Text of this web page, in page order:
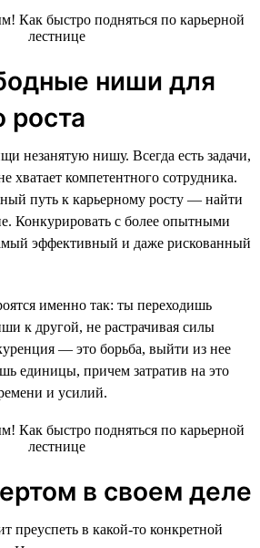
ниши для
роста
незанятую нишу. Всегда есть задачи,
хватает компетентного сотрудника.
путь к карьерному росту — найти
Конкурировать с более опытными
эффективный и даже рискованный
именно так: ты переходишь
к другой, не растрачивая силы
— это борьба, выйти из нее
единицы, причем затратив на это
и усилий.
в своем деле
преуспеть в какой-то конкретной